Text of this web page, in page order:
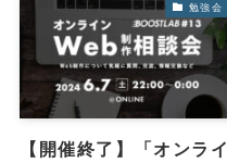
勉強会
【開催終了】「オンライ